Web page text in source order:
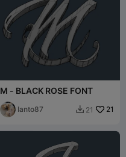
M - BLACK ROSE FONT
Ianto87  21 21